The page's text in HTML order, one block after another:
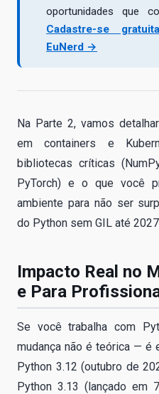
oportunidades que
Cadastre-se
EuNerd →
Na Parte 2, vamos
em containers e
bibliotecas críticas
PyTorch) e o que você
ambiente para não ser
do Python sem GIL até
Impacto Real no
e Para
Se você trabalha com
mudança não é teórica — é
Python 3.12 (outubro de
Python 3.13 (lançado em